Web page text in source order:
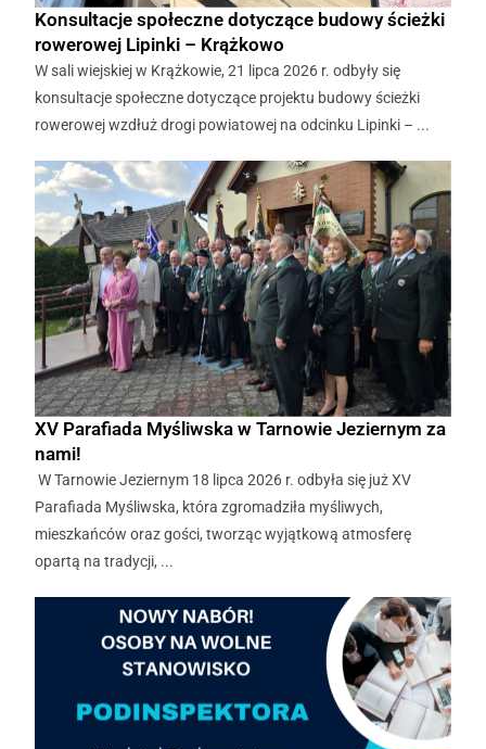
Konsultacje społeczne dotyczące budowy ścieżki
rowerowej Lipinki – Krążkowo
W sali wiejskiej w Krążkowie, 21 lipca 2026 r. odbyły się
konsultacje społeczne dotyczące projektu budowy ścieżki
rowerowej wzdłuż drogi powiatowej na odcinku Lipinki – ...
XV Parafiada Myśliwska w Tarnowie Jeziernym za
nami!
W Tarnowie Jeziernym 18 lipca 2026 r. odbyła się już XV
Parafiada Myśliwska, która zgromadziła myśliwych,
mieszkańców oraz gości, tworząc wyjątkową atmosferę
opartą na tradycji, ...